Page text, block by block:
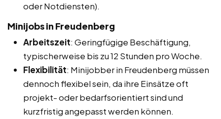
oder Notdiensten).
Minijobs in Freudenberg
Arbeitszeit: Geringfügige Beschäftigung,
typischerweise bis zu 12 Stunden pro Woche.
Flexibilität: Minijobber in Freudenberg müssen
dennoch flexibel sein, da ihre Einsätze oft
projekt- oder bedarfsorientiert sind und
kurzfristig angepasst werden können.